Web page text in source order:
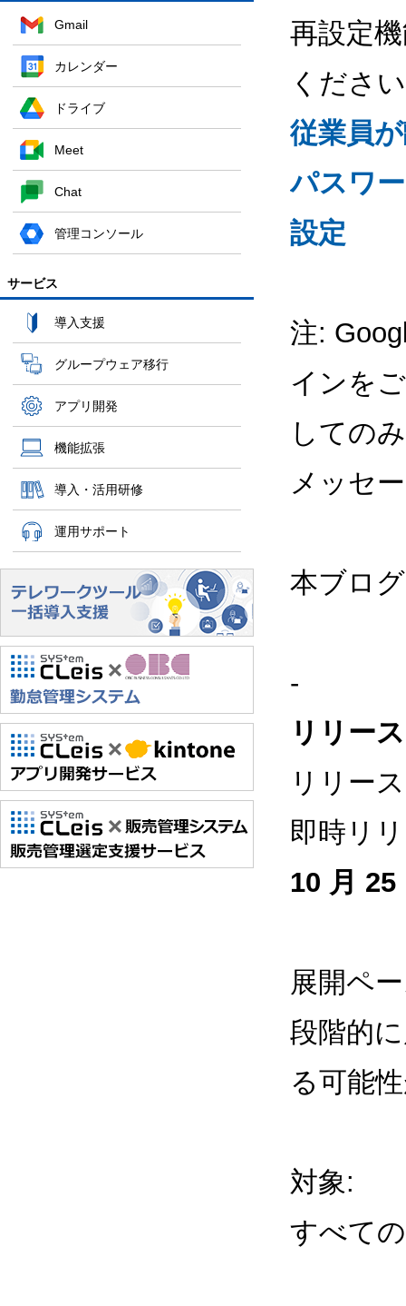
Gmail
カレンダー
ドライブ
Meet
Chat
管理コンソール
サービス
導入支援
グループウェア移行
アプリ開発
機能拡張
導入・活用研修
運用サポート
再設定
くださ
従業員
パスワ
設定
注:
インを
しての
メッセ
本ブロ
-
リリー
リリー
即時リ
10 月 25
展開ペ
段階的
る可能
対象:
すべて